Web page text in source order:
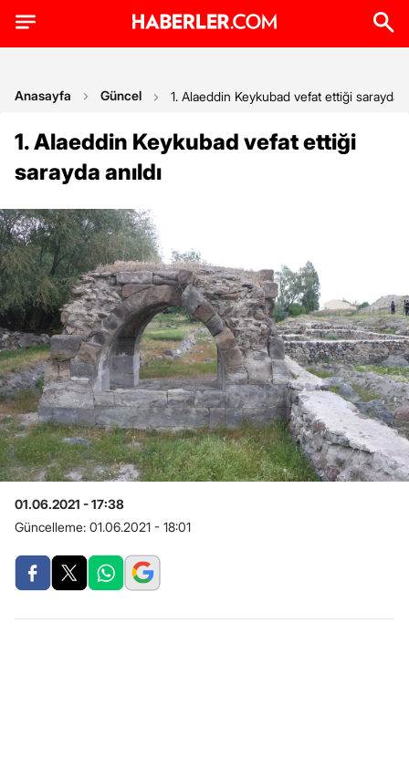
Anasayfa Güncel 1. Alaeddin Keykubad vefat ettiği sarayda
1. Alaeddin Keykubad vefat ettiği
sarayda anıldı
01.06.2021 - 17:38
Güncelleme: 01.06.2021 - 18:01